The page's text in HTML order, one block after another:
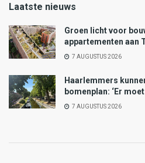
Laatste nieuws
Groen licht voor
appartementen aan
7 AUGUSTUS 2026
Haarlemmers
bomenplan: ‘Er
7 AUGUSTUS 2026